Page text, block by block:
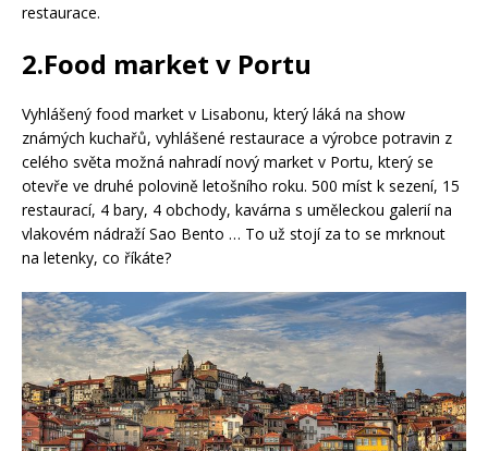
restaurace.
2.Food market v Portu
Vyhlášený food market v Lisabonu, který láká na show
známých kuchařů, vyhlášené restaurace a výrobce potravin z
celého světa možná nahradí nový market v Portu, který se
otevře ve druhé polovině letošního roku. 500 míst k sezení, 15
restaurací, 4 bary, 4 obchody, kavárna s uměleckou galerií na
vlakovém nádraží Sao Bento … To už stojí za to se mrknout
na letenky, co říkáte?